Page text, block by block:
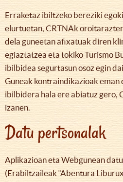
Erraketaz ibiltzeko bereziki
elurtuetan, CRTNAk
dela guneetan afixatuak diren
egiaztatzea eta tokiko Turismo
ibilbidea segurtasun osoz egin
Guneak kontraindikazioak eman
ibilbidera hala ere abiatuz gero,
izanen.
Datu pertsonalak
Aplikazioan eta Webgunean
(Erabiltzaileak “Abentura